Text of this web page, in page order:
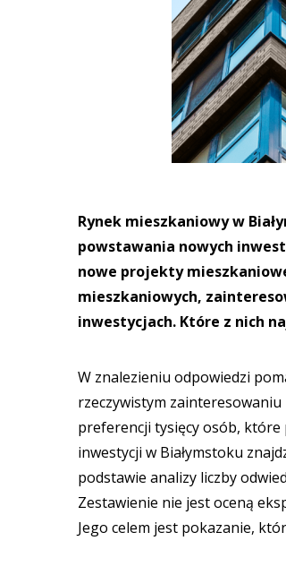
Rynek mieszkaniowy w
powstawania nowych
nowe projekty
mieszkaniowych,
inwestycjach. Które z nich
W znalezieniu odpowiedzi
rzeczywistym
preferencji tysięcy osób, które
inwestycji w Białymstoku
podstawie analizy liczby
Zestawienie nie jest oceną
Jego celem jest pokazanie,